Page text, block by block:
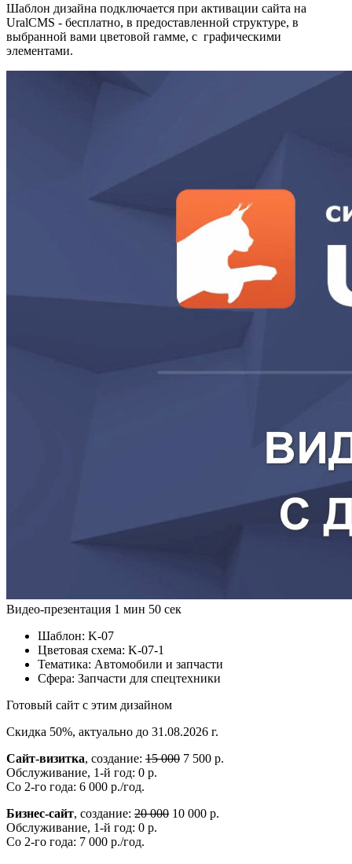
Шаблон дизайна подключается при активации сайта на
UralCMS - бесплатно, в предоставленной структуре, в
выбранной вами цветовой гамме, с графическими
элементами.
Видео-презентация 1 мин 50 сек
Шаблон: K-07
Цветовая схема: K-07-1
Тематика: Автомобили и запчасти
Сфера: Запчасти для спецтехники
Готовый сайт с этим дизайном
Скидка 50%, актуально до 31.08.2026 г.
Сайт-визитка, создание: 15 000 7 500 р.
Обслуживание, 1-й год: 0 р.
Со 2-го года: 6 000 р./год.
Бизнес-сайт, создание: 20 000 10 000 р.
Обслуживание, 1-й год: 0 р.
Со 2-го года: 7 000 р./год.